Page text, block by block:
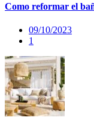
Como reformar el
09/10/2023
1